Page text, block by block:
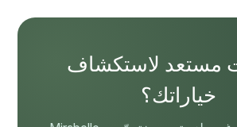
مستعد لاستكشاف
خياراتك؟